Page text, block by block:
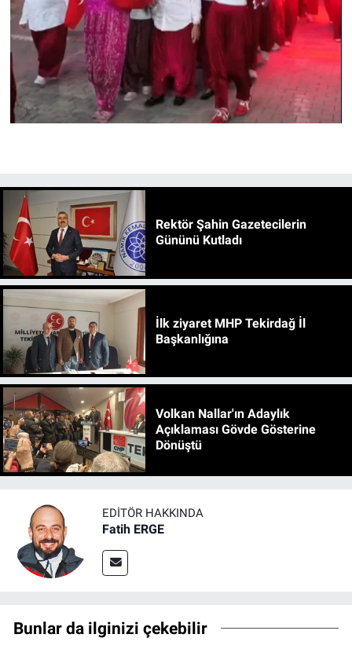
Rektör Şahin Gazetecilerin
Gününü Kutladı
İlk ziyaret MHP Tekirdağ İl
Başkanlığına
Volkan Nallar'ın Adaylık
Açıklaması Gövde Gösterine
Dönüştü
EDITÖR HAKKINDA
Fatih ERGE
Bunlar da ilginizi çekebilir